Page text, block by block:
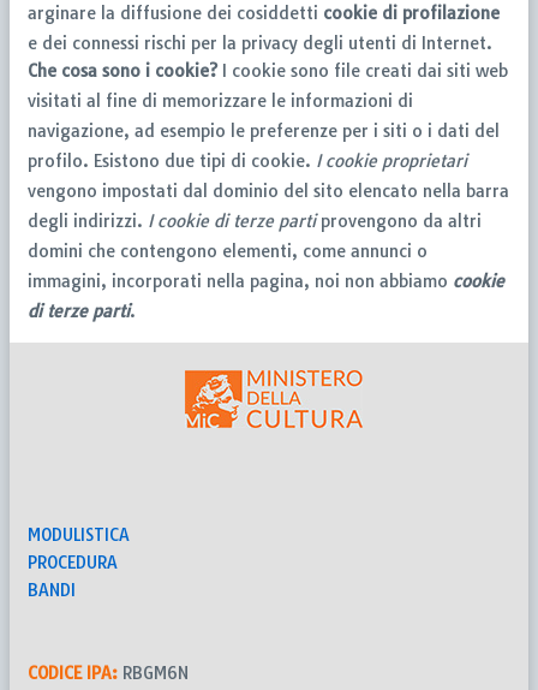
arginare la diffusione dei cosiddetti cookie di profilazione
e dei connessi rischi per la privacy degli utenti di Internet.
Che cosa sono i cookie? I cookie sono file creati dai siti web
visitati al fine di memorizzare le informazioni di
navigazione, ad esempio le preferenze per i siti o i dati del
profilo. Esistono due tipi di cookie. I cookie proprietari
vengono impostati dal dominio del sito elencato nella barra
degli indirizzi. I cookie di terze partiprovengono da altri
domini che contengono elementi, come annunci o
immagini, incorporati nella pagina, noi non abbiamo cookie
di terze parti.
MODULISTICA
PROCEDURA
BANDI
CODICE IPA: RBGM6N